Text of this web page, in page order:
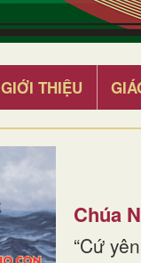
GIỚI THIỆU
Chúa
“Cứ